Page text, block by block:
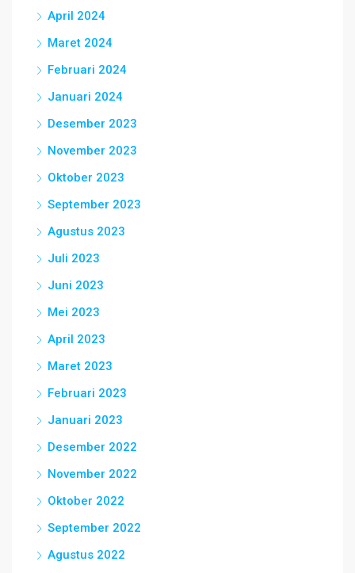
April 2024
Maret 2024
Februari 2024
Januari 2024
Desember 2023
November 2023
Oktober 2023
September 2023
Agustus 2023
Juli 2023
Juni 2023
Mei 2023
April 2023
Maret 2023
Februari 2023
Januari 2023
Desember 2022
November 2022
Oktober 2022
September 2022
Agustus 2022